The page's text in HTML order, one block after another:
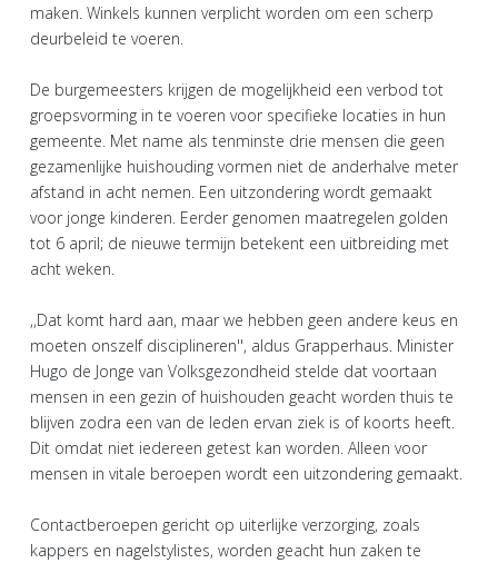
maken. Winkels kunnen verplicht worden om een scherp
deurbeleid te voeren.
De burgemeesters krijgen de mogelijkheid een verbod tot
groepsvorming in te voeren voor specifieke locaties in hun
gemeente. Met name als tenminste drie mensen die geen
gezamenlijke huishouding vormen niet de anderhalve meter
afstand in acht nemen. Een uitzondering wordt gemaakt
voor jonge kinderen. Eerder genomen maatregelen golden
tot 6 april; de nieuwe termijn betekent een uitbreiding met
acht weken.
,,Dat komt hard aan, maar we hebben geen andere keus en
moeten onszelf disciplineren'', aldus Grapperhaus. Minister
Hugo de Jonge van Volksgezondheid stelde dat voortaan
mensen in een gezin of huishouden geacht worden thuis te
blijven zodra een van de leden ervan ziek is of koorts heeft.
Dit omdat niet iedereen getest kan worden. Alleen voor
mensen in vitale beroepen wordt een uitzondering gemaakt.
Contactberoepen gericht op uiterlijke verzorging, zoals
kappers en nagelstylistes, worden geacht hun zaken te